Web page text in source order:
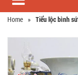
Home » Tiểu lộc bình